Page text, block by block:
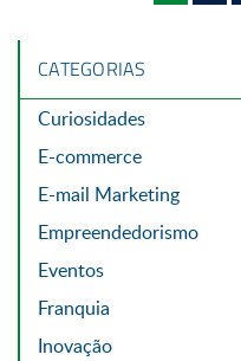
CATEGORIAS
Curiosidades
E-commerce
E-mail Marketing
Empreendedorismo
Eventos
Franquia
Inovação